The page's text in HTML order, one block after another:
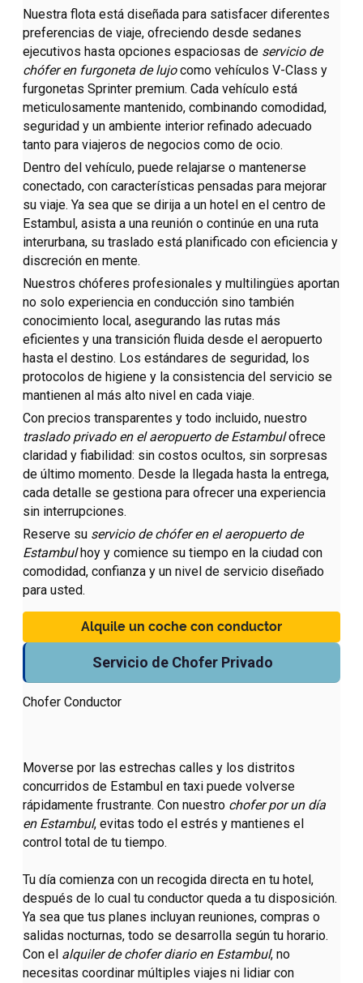
Nuestra flota está diseñada para satisfacer diferentes
preferencias de viaje, ofreciendo desde sedanes
ejecutivos hasta opciones espaciosas de servicio de
chófer en furgoneta de lujocomo vehículos V-Class y
furgonetas Sprinter premium. Cada vehículo está
meticulosamente mantenido, combinando comodidad,
seguridad y un ambiente interior refinado adecuado
tanto para viajeros de negocios como de ocio.
Dentro del vehículo, puede relajarse o mantenerse
conectado, con características pensadas para mejorar
su viaje. Ya sea que se dirija a un hotel en el centro de
Estambul, asista a una reunión o continúe en una ruta
interurbana, su traslado está planificado con eficiencia y
discreción en mente.
Nuestros chóferes profesionales y multilingües aportan
no solo experiencia en conducción sino también
conocimiento local, asegurando las rutas más
eficientes y una transición fluida desde el aeropuerto
hasta el destino. Los estándares de seguridad, los
protocolos de higiene y la consistencia del servicio se
mantienen al más alto nivel en cada viaje.
Con precios transparentes y todo incluido, nuestro
traslado privado en el aeropuerto de Estambulofrece
claridad y fiabilidad: sin costos ocultos, sin sorpresas
de último momento. Desde la llegada hasta la entrega,
cada detalle se gestiona para ofrecer una experiencia
sin interrupciones.
Reserve su servicio de chófer en el aeropuerto de
Estambulhoy y comience su tiempo en la ciudad con
comodidad, confianza y un nivel de servicio diseñado
para usted.
Alquile un coche con conductor
Servicio de Chofer Privado
Chofer Conductor
Moverse por las estrechas calles y los distritos
concurridos de Estambul en taxi puede volverse
rápidamente frustrante. Con nuestro chofer por un día
en Estambul, evitas todo el estrés y mantienes el
control total de tu tiempo.
Tu día comienza con un recogida directa en tu hotel,
después de lo cual tu conductor queda a tu disposición.
Ya sea que tus planes incluyan reuniones, compras o
salidas nocturnas, todo se desarrolla según tu horario.
Con el alquiler de chofer diario en Estambul, no
necesitas coordinar múltiples viajes ni lidiar con